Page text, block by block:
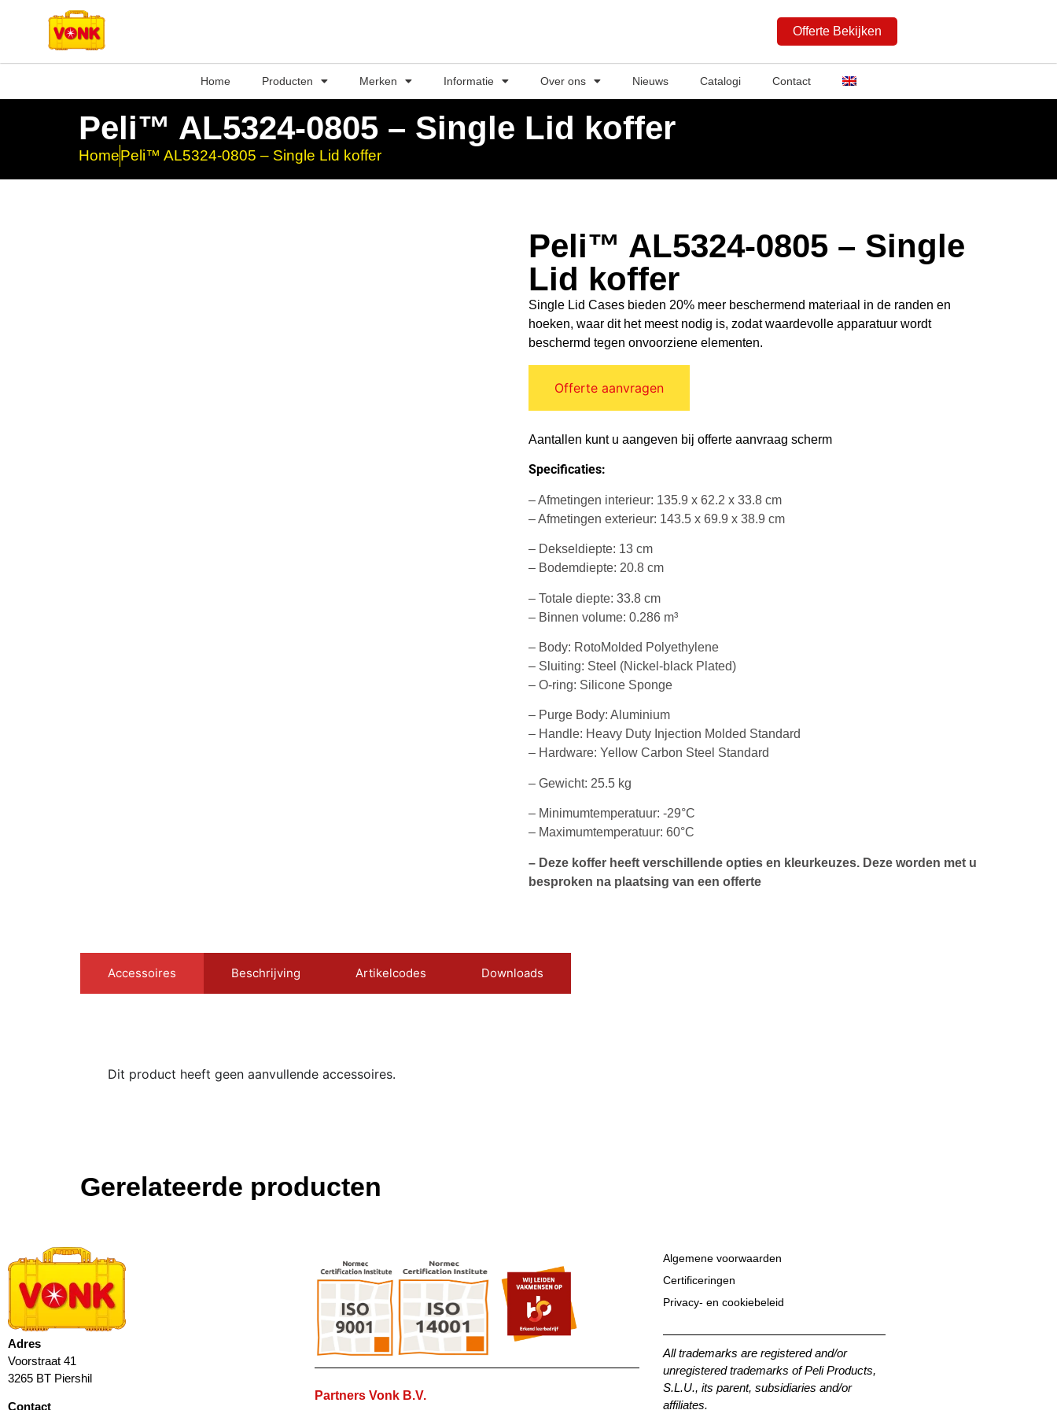
Offerte Bekijken
Home Producten Merken Informatie Over ons Nieuws Catalogi Contact
Peli™ AL5324-0805 – Single Lid koffer
HomePeli™ AL5324-0805 – Single Lid koffer
Peli™ AL5324-0805 – Single
Lid koffer
Single Lid Cases bieden 20% meer beschermend materiaal in de randen en
hoeken, waar dit het meest nodig is, zodat waardevolle apparatuur wordt
beschermd tegen onvoorziene elementen.
Offerte aanvragen
Aantallen kunt u aangeven bij offerte aanvraag scherm
Specificaties:
– Afmetingen interieur: 135.9 x 62.2 x 33.8 cm
– Afmetingen exterieur: 143.5 x 69.9 x 38.9 cm
– Dekseldiepte: 13 cm
– Bodemdiepte: 20.8 cm
– Totale diepte: 33.8 cm
– Binnen volume: 0.286 m³
– Body: RotoMolded Polyethylene
– Sluiting: Steel (Nickel-black Plated)
– O-ring: Silicone Sponge
– Purge Body: Aluminium
– Handle: Heavy Duty Injection Molded Standard
– Hardware: Yellow Carbon Steel Standard
– Gewicht: 25.5 kg
– Minimumtemperatuur: -29°C
– Maximumtemperatuur: 60°C
– Deze koffer heeft verschillende opties en kleurkeuzes. Deze worden met u
besproken na plaatsing van een offerte
Accessoires Beschrijving Artikelcodes Downloads
Dit product heeft geen aanvullende accessoires.
Gerelateerde producten
Adres
Voorstraat 41
3265 BT Piershil
Contact
Partners Vonk B.V.
Algemene voorwaarden
Certificeringen
Privacy- en cookiebeleid
All trademarks are registered and/or
unregistered trademarks of Peli Products,
S.L.U., its parent, subsidiaries and/or
affiliates.